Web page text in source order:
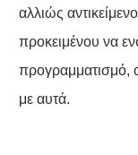
αλλιώς
προκειμένου να
προγραμματισμό,
με αυτά.